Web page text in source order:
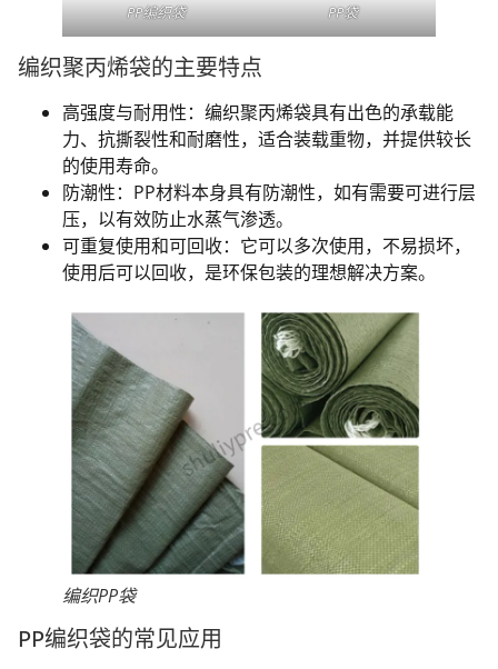
PP编织袋 PP袋
编织聚丙烯袋的主要特点
高强度与耐用性：编织聚丙烯袋具有出色的承载能
力、抗撕裂性和耐磨性，适合装载重物，并提供较长
的使用寿命。
防潮性：PP材料本身具有防潮性，如有需要可进行层
压，以有效防止水蒸气渗透。
可重复使用和可回收：它可以多次使用，不易损坏，
使用后可以回收，是环保包装的理想解决方案。
编织PP袋
PP编织袋的常见应用